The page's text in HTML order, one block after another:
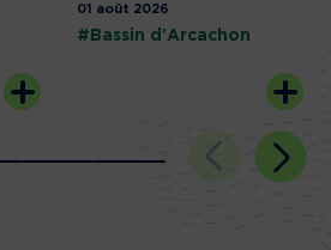
01 août 2026
#Bassin d'Arcachon